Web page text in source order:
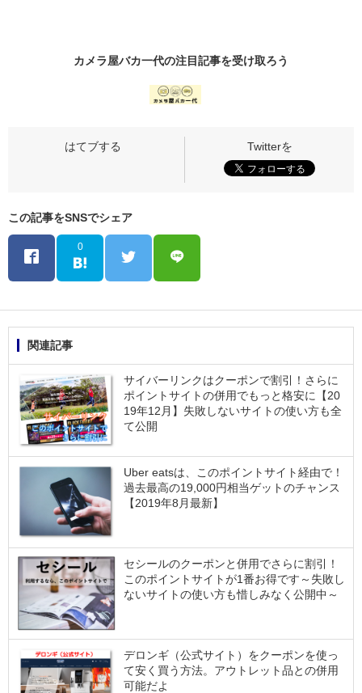
カメラ屋バカ一代の注目記事を受け取ろう
この記事をSNSでシェア
0
関連記事
サイバーリンクはクーポンで割引！さらに
ポイントサイトの併用でもっと格安に【20
19年12月】失敗しないサイトの使い方も全
て公開
Uber eatsは、このポイントサイト経由で！
過去最高の19,000円相当ゲットのチャンス
【2019年8月最新】
セシールのクーポンと併用でさらに割引！
このポイントサイトが1番お得です～失敗し
ないサイトの使い方も惜しみなく公開中～
デロンギ（公式サイト）をクーポンを使っ
て安く買う方法。アウトレット品との併用
可能だよ